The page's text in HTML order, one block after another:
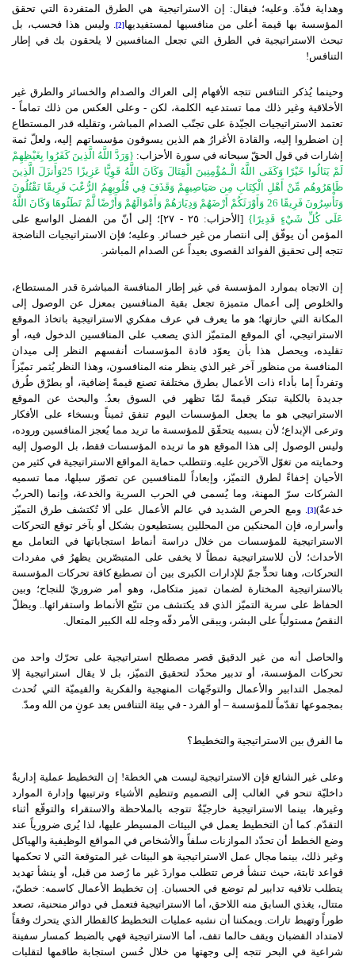
وهداية فذّة. وعليه؛ فيقال: إن الاستراتيجية هي الطرق المتفردة التي تحقق
المؤسسة بها قيمة أعلى من منافسيها لمستفيديها [2]
. وليس هذا فحسب، بل
تبحث الاستراتيجية في الطرق التي تجعل المنافسين لا يلحقون بك في إطار
التنافس!
وحينما يُذكر التنافس تتجه الأفهام إلى العراك والصدام والخسائر والطرق غير
الأخلاقية وغير ذلك مما تستدعيه الكلمة، لكن - وعلى العكس من ذلك تماماً -
تعتمد الاستراتيجيات الجيّدة على تجنّب الصدام المباشر، وتقليله قدر المستطاع
إن اضطروا إليه، والقادة الأغرارُ هم الذين يسوقون مؤسساتهم إليه، ولعلّ ثمة
إشارات في قول الحقّ سبحانه في سورة الأحزاب: {وَرَدَّ اللَّهُ الَّذِينَ كَفَرُوا بِغَيْظِهِمْ
لَمْ يَنَالُوا خَيْرًا وَكَفَى اللَّهُ الْـمُؤْمِنِينَ الْقِتَالَ وَكَانَ اللَّهُ قَوِيًّا عَزِيزًا 25وَأَنزَلَ الَّذِينَ
ظَاهَرُوهُم مِّنْ أَهْلِ الْكِتَابِ مِن صَيَاصِيهِمْ وَقَذَفَ فِي قُلُوبِهِمُ الرُّعْبَ فَرِيقًا تَقْتُلُونَ
وَتَأْسِرُونَ فَرِيقًا 26 وَأَوْرَثَكُمْ أَرْضَهُمْ وَدِيَارَهُمْ وَأَمْوَالَهُمْ وَأَرْضًا لَّمْ تَطَئُوهَا وَكَانَ اللَّهُ
عَلَى كُلِّ شَيْءٍ قَدِيرًا} [الأحزاب: ٢٥ - ٢٧]؛
إلى أنّ من الفضل الواسع على
المؤمن أن يوفّق إلى انتصار من غير خسائر. وعليه؛ فإن الاستراتيجيات الناضجة
تتجه إلى تحقيق الفوائد القصوى بعيداً عن الصدام المباشر.
إن الاتجاه بموارد المؤسسة في غير إطار المنافسة المباشرة قدر المستطاع،
والخلوص إلى أعمال متميزة تجعل بقية المنافسين بمعزل عن الوصول إلى
المكانة التي حازتها؛ هو ما يعرف في عرف مفكري الاستراتيجية باتخاذ الموقع
الاستراتيجي، أي الموقع المتميّز الذي يصعب على المنافسين الدخول فيه، أو
تقليده، ويحصل هذا بأن يعوّد قادة المؤسسات أنفسهم النظر إلى ميدان
المنافسة من منظور آخر غير الذي ينظر منه المنافسون، وهذا النظر يُثمر تميّزاً
وتفرداً إما بأداء ذات الأعمال بطرق مختلفة تصنع قيمةً إضافية، أو بطرْق طُرق
جديدة بالكلية تبتكر قيمةً لمّا تظهر في السوق بعدُ. والبحث عن الموقع
الاستراتيجي هو ما يجعل المؤسسات اليوم تنفق ثميناً وبسخاء على الأفكار
وترعى الإبداع؛ لأن بسببه يتحقّق للمؤسسة ما تريد مما يُعجز المنافسين وروده،
وليس الوصول إلى هذا الموقع هو ما تريده المؤسسات فقط، بل الوصول إليه
وحمايته من تغوّل الآخرين عليه. وتتطلب حماية المواقع الاستراتيجية في كثير من
الأحيان إخفاءً لطرق التميّز، وإبعاداً للمنافسين عن تصوّر سبلها، مما تسميه
الشركات سرّ المهنة، وما يُسمى في الحرب السرية والخدعة، وإنما (الحربُ
خدعةٌ)[3]
. ومع الحرص الشديد في عالم الأعمال على ألا تُكتشف طرق التميّز
وأسراره، فإن المحنكين من المحللين يستطيعون بشكل أو بآخر توقع التحركات
الاستراتيجية للمؤسسات من خلال دراسة أنماط استجاباتها في التعامل مع
الأحداث؛ لأن للاستراتيجية نمطاً لا يخفى على المتبصّرين يظهرُ في مفردات
التحركات، وهنا تحدٍّ جمّ للإدارات الكبرى بين أن تصطبغ كافة تحركات المؤسسة
بالاستراتيجية المختارة لضمان تميز متكامل، وهو أمر ضروريّ للنجاح؛ وبين
الحفاظ على سرية التميّز الذي قد يكتشف من تتبّع الأنماط واستقرائها.. ويظلّ
النقصُ مستولياً على البشر، ويبقى الأمر دقّه وجله لله الكبير المتعال.
والحاصل أنه من غير الدقيق قصر مصطلح استراتيجية على تحرّك واحد من
تحركات المؤسسة، أو تدبير محدّد لتحقيق التميّز، بل لا يقال استراتيجية إلا
لمجمل التدابير والأعمال والتوجّهات المنهجية والفكرية والقيميّة التي تُحدث
بمجموعها تقدّماً للمؤسسة – أو الفرد - في بيئة التنافس بعد عونٍ من الله ومدّ.
ما الفرق بين الاستراتيجية والتخطيط؟
وعلى غير الشائع فإن الاستراتيجية ليست هي الخطة! إن التخطيط عملية إداريةٌ
داخليّة تنحو في الغالب إلى التصميم وتنظيم الأشياء وترتيبها وإدارة الموارد
وغيرها، بينما الاستراتيجية خارجيّةٌ تتوجه بالملاحظة والاستقراء والتوقّع أثناء
التقدّم. كما أن التخطيط يعمل في البيئات المسيطر عليها، لذا يُرى ضرورياً عند
وضع الخطط أن تحدّد الموازنات سلفاً والأشخاص في المواقع الوظيفية والهياكل
وغير ذلك، بينما مجال عمل الاستراتيجية هو البيئات غير المتوقعة التي لا تحكمها
قواعد ثابتة، حيث تنشأ فرص تتطلب مواردَ غير ما رُصد من قبل، أو ينشأ تهديد
يتطلب تلافيه تدابير لم توضع في الحسبان. إن تخطيط الأعمال كاسمه: خطيّ،
متتال، يغذي السابق منه اللاحق، أما الاستراتيجية فتعمل في دوائر منحنية، تصعد
طوراً وتهبط تارات. ويمكننا أن نشبه عمليات التخطيط كالقطار الذي يتحرك وفقاً
لامتداد القضبان ويقف حالما تقف، أما الاستراتيجية فهي بالضبط كمسار سفينة
شراعية في البحر تتجه إلى وجهتها من خلال حُسن استجابة طاقمها لتقلبات